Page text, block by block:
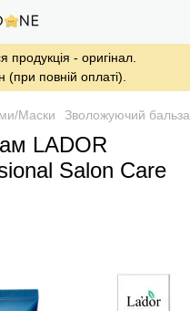
продукція - оригінал.
(при повній оплаті).
Маски Зволожуючий
LADOR
Salon Care